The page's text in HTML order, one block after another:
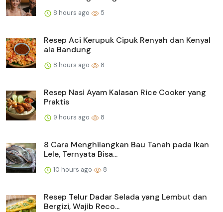
8 hours ago 5
Resep Aci Kerupuk Cipuk Renyah dan Kenyal
ala Bandung
8 hours ago 8
Resep Nasi Ayam Kalasan Rice Cooker yang
Praktis
9 hours ago 8
8 Cara Menghilangkan Bau Tanah pada Ikan
Lele, Ternyata Bisa...
10 hours ago 8
Resep Telur Dadar Selada yang Lembut dan
Bergizi, Wajib Reco...